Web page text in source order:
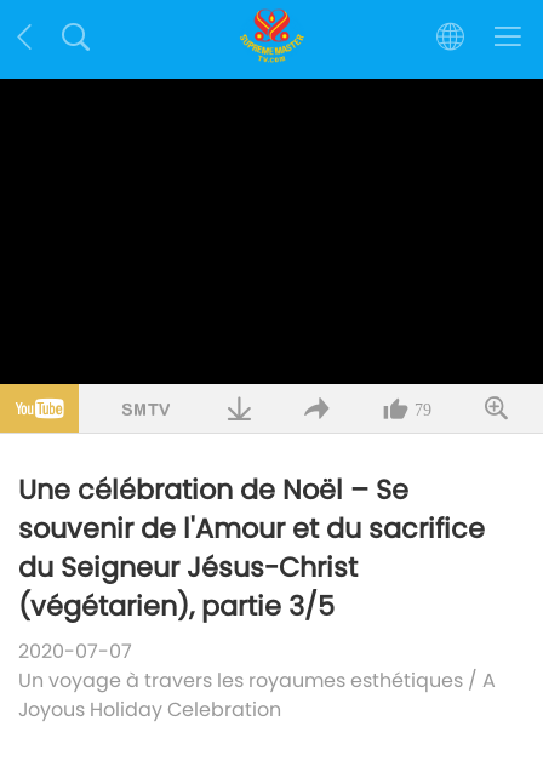
79
Une célébration de Noël – Se
souvenir de l'Amour et du sacrifice
du Seigneur Jésus-Christ
(végétarien), partie 3/5
2020-07-07
Un voyage à travers les royaumes esthétiques / A
Joyous Holiday Celebration